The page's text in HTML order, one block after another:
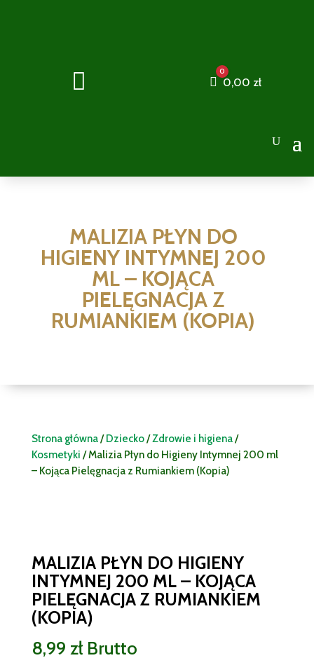
 Cart
0
0,00 zł
MALIZIA PŁYN DO
HIGIENY INTYMNEJ 200
ML – KOJĄCA
PIELĘGNACJA Z
RUMIANKIEM (KOPIA)
Strona główna/ Dziecko/Zdrowie i higiena/
Kosmetyki / Malizia Płyn do Higieny Intymnej 200 ml
– Kojąca Pielęgnacja z Rumiankiem (Kopia)
MALIZIA PŁYN DO HIGIENY
INTYMNEJ 200 ML – KOJĄCA
PIELĘGNACJA Z RUMIANKIEM
(KOPIA)
8,99 zł Brutto